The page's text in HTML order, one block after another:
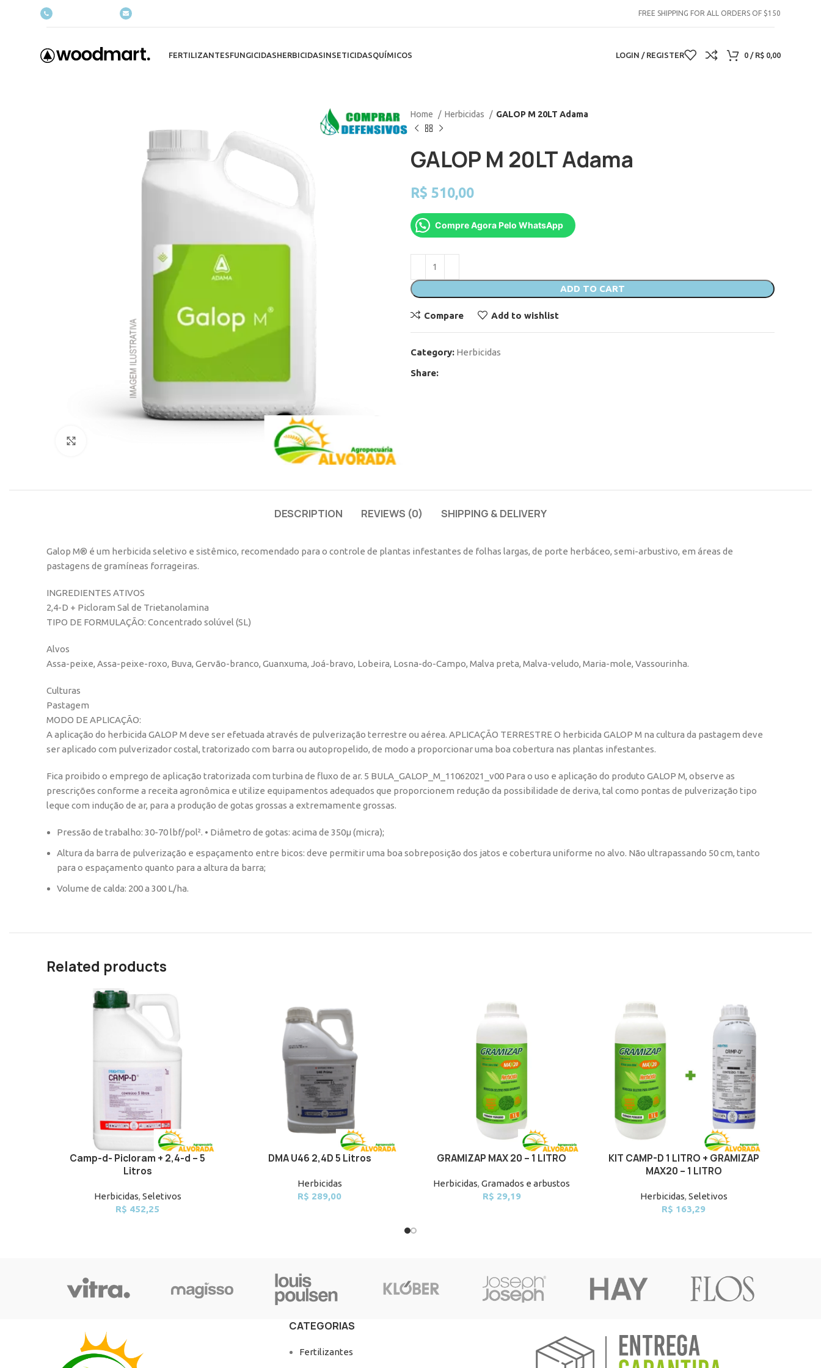
FREE SHIPPING FOR ALL ORDERS OF $150
FERTILIZANTESFUNGICIDASHERBICIDASINSETICIDASQUÍMICOS LOGIN / REGISTER 0 / R$ 0,00
Home Herbicidas GALOP M 20LT Adama
GALOP M 20LT Adama
R$ 510,00
Compre Agora Pelo WhatsApp
ADD TO CART
Compare Add to wishlist
Category: Herbicidas
Share:
DESCRIPTION REVIEWS (0) SHIPPING & DELIVERY
Galop M® é um herbicida seletivo e sistêmico, recomendado para o controle de plantas infestantes de folhas largas, de porte herbáceo, semi-arbustivo, em áreas de
pastagens de gramíneas forrageiras.
INGREDIENTES ATIVOS
2,4-D + Picloram Sal de Trietanolamina
TIPO DE FORMULAÇÃO: Concentrado solúvel (SL)
Alvos
Assa-peixe, Assa-peixe-roxo, Buva, Gervão-branco, Guanxuma, Joá-bravo, Lobeira, Losna-do-Campo, Malva preta, Malva-veludo, Maria-mole, Vassourinha.
Culturas
Pastagem
MODO DE APLICAÇÃO:
A aplicação do herbicida GALOP M deve ser efetuada através de pulverização terrestre ou aérea. APLICAÇÃO TERRESTRE O herbicida GALOP M na cultura da pastagem deve
ser aplicado com pulverizador costal, tratorizado com barra ou autopropelido, de modo a proporcionar uma boa cobertura nas plantas infestantes.
Fica proibido o emprego de aplicação tratorizada com turbina de fluxo de ar. 5 BULA_GALOP_M_11062021_v00 Para o uso e aplicação do produto GALOP M, observe as
prescrições conforme a receita agronômica e utilize equipamentos adequados que proporcionem redução da possibilidade de deriva, tal como pontas de pulverização tipo
leque com indução de ar, para a produção de gotas grossas a extremamente grossas.
Pressão de trabalho: 30-70 lbf/pol². • Diâmetro de gotas: acima de 350µ (micra);
Altura da barra de pulverização e espaçamento entre bicos: deve permitir uma boa sobreposição dos jatos e cobertura uniforme no alvo. Não ultrapassando 50 cm, tanto
para o espaçamento quanto para a altura da barra;
Volume de calda: 200 a 300 L/ha.
Related products
ADD TO CART
Camp-d- Picloram + 2,4-d – 5
Litros
Herbicidas, Seletivos
R$ 452,25
ADD TO CARTDMA U46 2,4D 5 Litros
Herbicidas
R$ 289,00
ADD TO CART
GRAMIZAP MAX 20 – 1 LITRO
Herbicidas, Gramados e arbustos
R$ 29,19
ADD TO CART
KIT CAMP-D 1 LITRO + GRAMIZAP
MAX20 – 1 LITRO
Herbicidas, Seletivos
R$ 163,29
CATEGORIAS
Fertilizantes